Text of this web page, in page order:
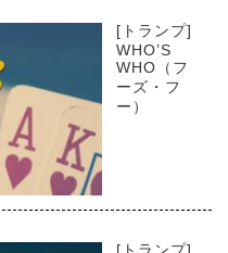
[トランプ]
WHO’S
WHO（フ
ーズ・フ
ー）